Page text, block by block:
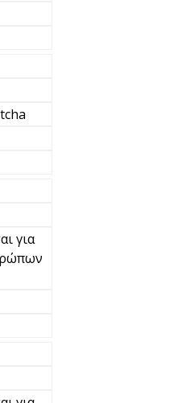
για